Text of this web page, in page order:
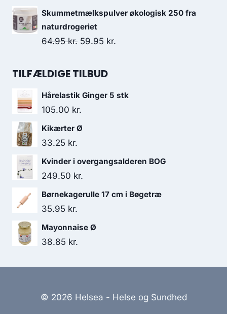
129.95 kr..
oprindelige
pris
var:
aktuelle
Skummetmælkspulver økologisk 250 fra
naturdrogeriet
64.95kr. Den
pris
64.95 kr..
59.95 kr.
59.95 kr..
TILFÆLDIGE TILBUD
Hårelastik Ginger 5 stk
105.00 kr.
Kikærter Ø
33.25 kr.
Kvinder i overgangsalderen BOG
249.50 kr.
Børnekagerulle 17 cm i Bøgetræ
35.95 kr.
Mayonnaise Ø
38.85 kr.
© 2026 Helsea - Helse og Sundhed